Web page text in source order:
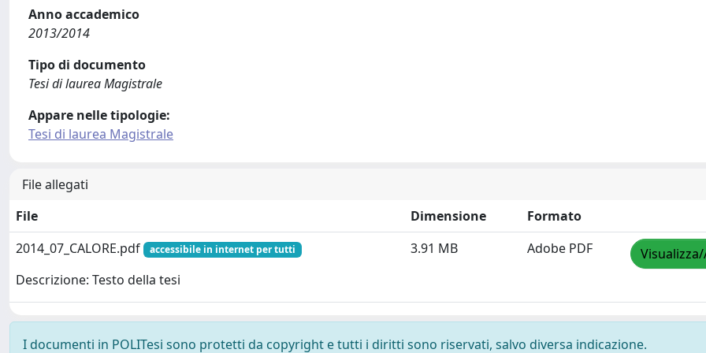
Anno accademico
2013/2014
Tipo di documento
Tesi di laurea Magistrale
Appare nelle tipologie:
Tesi di laurea Magistrale
File allegati
File
Dimensione
Formato
2014_07_CALORE.pdf
accessibile in internet per tutti
Descrizione: Testo della tesi
3.91 MB Adobe PDF
I documenti in POLITesi sono protetti da copyright e tutti i diritti sono riservati, salvo diversa indicazione.